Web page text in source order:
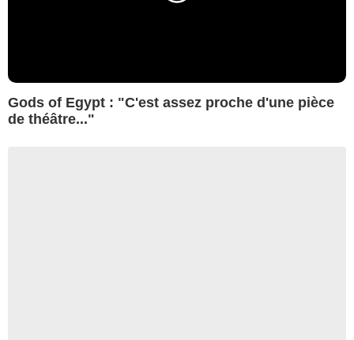
Gods of Egypt : "C'est assez proche d'une pièce
de théâtre..."